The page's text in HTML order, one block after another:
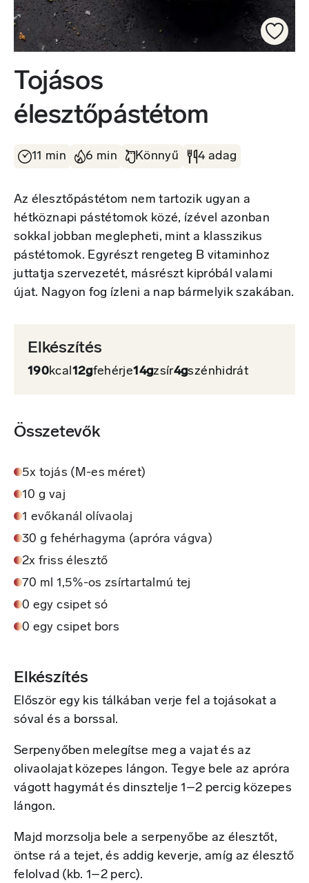
Tojásos
élesztőpástétom
11 min 6 min Könnyű 4 adag
Az élesztőpástétom nem tartozik ugyan a
hétköznapi pástétomok közé, ízével azonban
sokkal jobban meglepheti, mint a klasszikus
pástétomok. Egyrészt rengeteg B vitaminhoz
juttatja szervezetét, másrészt kipróbál valami
újat. Nagyon fog ízleni a nap bármelyik szakában.
Elkészítés
190kcal12gfehérje14gzsír4gszénhidrát
Összetevők
5x tojás (M-es méret)
10 g vaj
1 evőkanál olívaolaj
30 g fehérhagyma (apróra vágva)
2x friss élesztő
70 ml 1,5%-os zsírtartalmú tej
0 egy csipet só
0 egy csipet bors
Elkészítés
Először egy kis tálkában verje fel a tojásokat a
sóval és a borssal.
Serpenyőben melegítse meg a vajat és az
olivaolajat közepes lángon. Tegye bele az apróra
vágott hagymát és dinsztelje 1–2 percig közepes
lángon.
Majd morzsolja bele a serpenyőbe az élesztőt,
öntse rá a tejet, és addig keverje, amíg az élesztő
felolvad (kb. 1–2 perc).